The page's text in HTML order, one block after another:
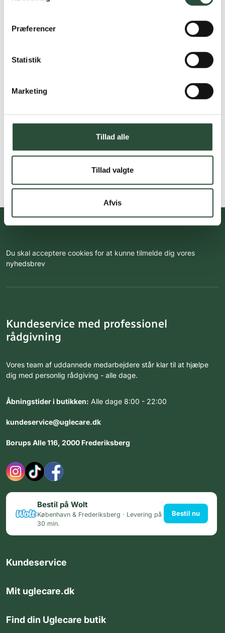
Præferencer
Statistik
Marketing
Tillad alle
Tillad valgte
Afvis
Du skal acceptere cookies for at kunne tilmelde dig vores
nyhedsbrev
Kundeservice med professionel
rådgivning
Vores team af uddannede medarbejdere står klar til at hjælpe
dig med personlig rådgiving - alle dage.
Åbningstider i butikken: Alle dage 8:00 - 22:00
kundeservice@uglecare.dk
Borups Alle 116, 2000 Frederiksberg
Bestil på Wolt
København & Frederiksberg · Levering på
30 min.
Bestil nu
Kundeservice
Mit uglecare.dk
Find din Uglecare butik